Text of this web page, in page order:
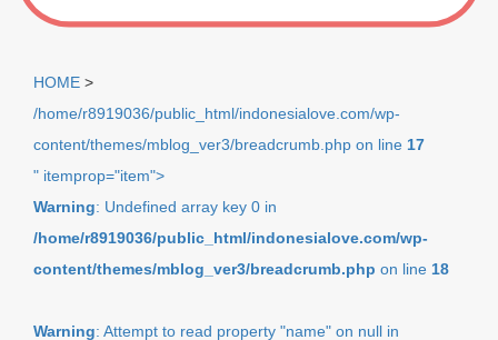
HOME >
/home/r8919036/public_html/indonesialove.com/wp-
content/themes/mblog_ver3/breadcrumb.php on line 17
" itemprop="item">
Warning: Undefined array key 0 in
/home/r8919036/public_html/indonesialove.com/wp-
content/themes/mblog_ver3/breadcrumb.php on line 18
Warning: Attempt to read property "name" on null in